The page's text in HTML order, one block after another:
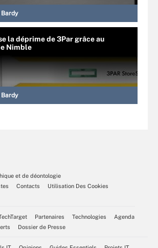
la déprime de 3Par grâce au
Nimble
et de déontologie
Contacts
Utilisation Des Cookies
Partenaires Technologies
Agenda
Dossier de Presse